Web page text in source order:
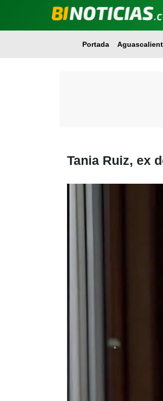
Portada
Tania Ruiz, ex